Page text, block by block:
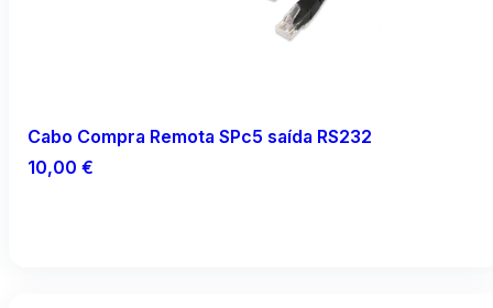
Cabo Compra Remota SPc5 saída RS232
10,00 €